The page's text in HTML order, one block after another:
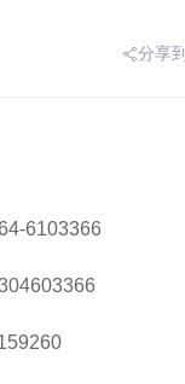
分享到
6103366